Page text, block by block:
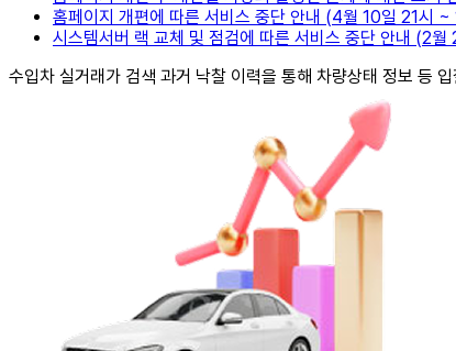
홈페이지 개편에 따른 서비스 중단 안내 (4월 10일 21시 ~
시스템서버 랙 교체 및 점검에 따른 서비스 중단 안내 (2
수입차 실거래가 검색 과거 낙찰 이력을 통해 차량상태 정보 등